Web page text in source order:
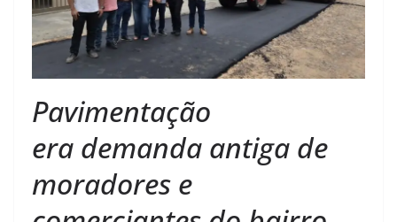
Pavimentação
era demanda antiga de
moradores e